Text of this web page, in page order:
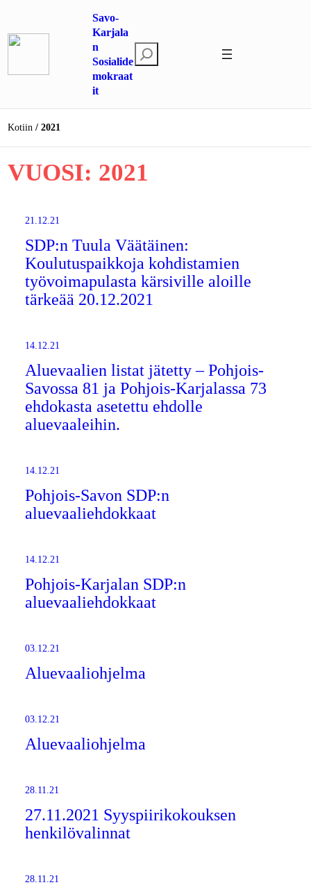
Savo-
Karjala
n
Sosialide
mokraat
it
t
Kotiin 2021
VUOSI: 2021
21.12.21
SDP:n Tuula Väätäinen:
Koulutuspaikkoja kohdistamien
työvoimapulasta kärsiville aloille
tärkeää 20.12.2021
14.12.21
Aluevaalien listat jätetty – Pohjois-
Savossa 81 ja Pohjois-Karjalassa 73
ehdokasta asetettu ehdolle
aluevaaleihin.
14.12.21
Pohjois-Savon SDP:n
aluevaaliehdokkaat
14.12.21
Pohjois-Karjalan SDP:n
aluevaaliehdokkaat
03.12.21
Aluevaaliohjelma
03.12.21
Aluevaaliohjelma
28.11.21
27.11.2021 Syyspiirikokouksen
henkilövalinnat
28.11.21